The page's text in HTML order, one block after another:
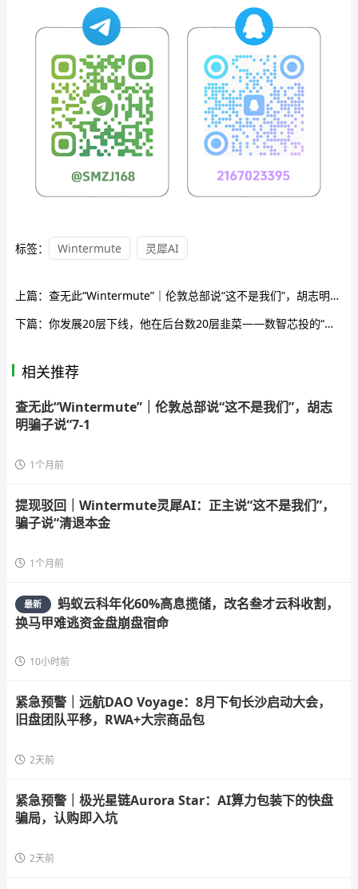
标签： Wintermute 灵犀AI
上篇： 查无此“Wintermute”｜伦敦总部说“这不是我们”，胡志明骗子说“7-10个工作日退款”
下篇： 你发展20层下线，他在后台数20层韭菜——数智芯投的“芯片事业”，就是拉人头的数学游戏
相关推荐
查无此“Wintermute”｜伦敦总部说“这不是我们”，胡志
明骗子说“7-1
1个月前
提现驳回｜Wintermute灵犀AI：正主说“这不是我们”，
骗子说“清退本金
1个月前
最新
蚂蚁云科年化60%高息揽储，改名叁才云科收割，
换马甲难逃资金盘崩盘宿命
10小时前
紧急预警｜远航DAO Voyage：8月下旬长沙启动大会，
旧盘团队平移，RWA+大宗商品包
2天前
紧急预警｜极光星链Aurora Star：AI算力包装下的快盘
骗局，认购即入坑
2天前